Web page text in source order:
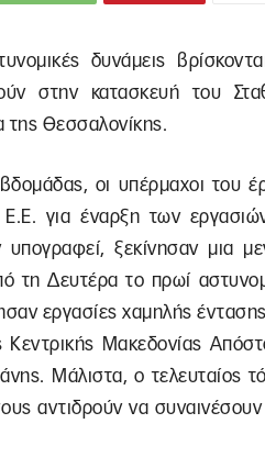
δυνάμεις
στην κατασκευή του
Θεσσαλονίκης.
οι υπέρμαχοι του
για έναρξη των
ξεκίνησαν μια
τη Δευτέρα το πρωί
εργασίες χαμηλής
Κεντρικής Μακεδονίας
Μάλιστα, ο τελευταίος
αντιδρούν να συναινέσουν